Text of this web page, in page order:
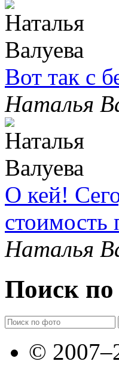
Вот так с
Наталья
О кей!
стоимость
Наталья
Поиск по
©